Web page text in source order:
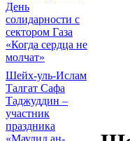
День
солидарности с
сектором Газа
«Когда сердца не
молчат»
Шейх-уль-Ислам
Талгат Сафа
Таджуддин –
участник
праздника
«Маулид ан-